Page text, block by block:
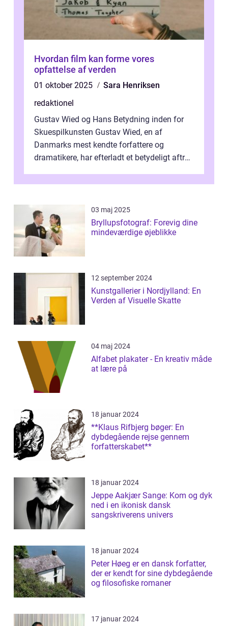
Hvordan film kan forme vores
opfattelse af verden
01 oktober 2025
Sara Henriksen
redaktionel
Gustav Wied og Hans Betydning inden for
Skuespilkunsten Gustav Wied, en af
Danmarks mest kendte forfattere og
dramatikere, har efterladt et betydeligt aftryk
03 maj 2025
Bryllupsfotograf: Forevig dine
mindeværdige øjeblikke
12 september 2024
Kunstgallerier i Nordjylland: En
Verden af Visuelle Skatte
04 maj 2024
Alfabet plakater - En kreativ måde
at lære på
18 januar 2024
**Klaus Rifbjerg bøger: En
dybdegående rejse gennem
forfatterskabet**
18 januar 2024
Jeppe Aakjær Sange: Kom og dyk
ned i en ikonisk dansk
sangskriverens univers
18 januar 2024
Peter Høeg er en dansk forfatter,
der er kendt for sine dybdegående
og filosofiske romaner
17 januar 2024